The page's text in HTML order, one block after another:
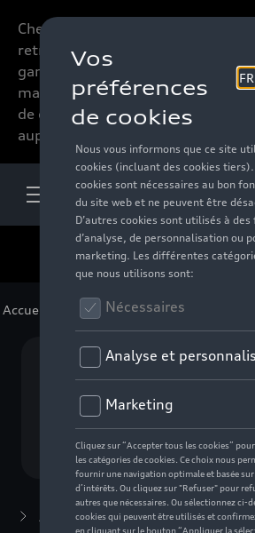
Chers accessoires-lovers,
retrouvez dorénavant toute la
gamme d’accessoires de votre
marque préférée sous forme
de catalogue à commander
auprès de votre distributeur.
Accueil Pour votre Audi >
Aucun modèle sélectionné
Choisissez un
Accessoires d'été(7)